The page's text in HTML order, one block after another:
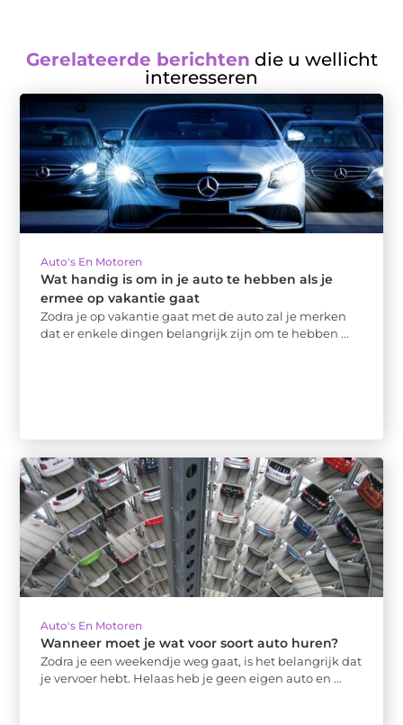
Gerelateerde berichten die u wellicht
interesseren
Auto's En Motoren
Wat handig is om in je auto te hebben als je
ermee op vakantie gaat
Zodra je op vakantie gaat met de auto zal je merken
dat er enkele dingen belangrijk zijn om te hebben ...
Auto's En Motoren
Wanneer moet je wat voor soort auto huren?
Zodra je een weekendje weg gaat, is het belangrijk dat
je vervoer hebt. Helaas heb je geen eigen auto en ...